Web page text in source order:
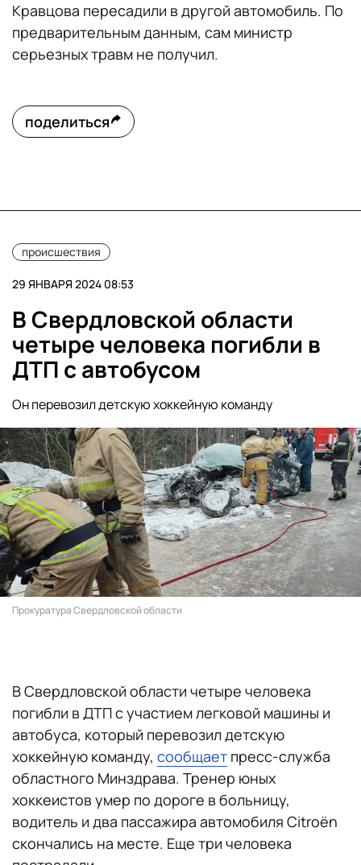
Кравцова пересадили в другой автомобиль. По
предварительным данным, сам министр
серьезных травм не получил.
поделиться
происшествия
29 ЯНВАРЯ 2024 08:53
В Свердловской области
четыре человека погибли в
ДТП с автобусом
Он перевозил детскую хоккейную команду
Прокуратура Свердловской области
В Свердловской области четыре человека
погибли в ДТП с участием легковой машины и
автобуса, который перевозил детскую
хоккейную команду, сообщает пресс-служба
областного Минздрава. Тренер юных
хоккеистов умер по дороге в больницу,
водитель и два пассажира автомобиля Citroën
скончались на месте. Еще три человека